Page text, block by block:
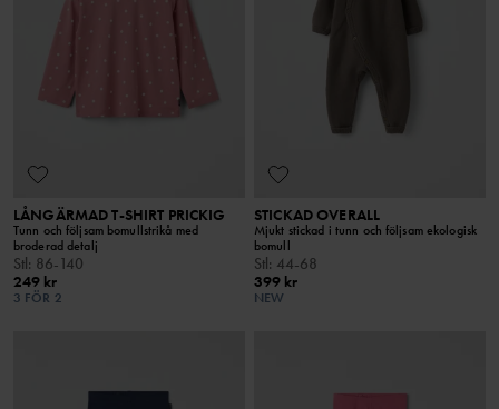
LÅNGÄRMAD T-SHIRT PRICKIG
Tunn och följsam bomullstrikå med
broderad detalj
Stl : 86-140
249 kr
3 FÖR 2
STICKAD OVERALL
Mjukt stickad i tunn och följsam ekologisk
bomull
Stl : 44-68
399 kr
NEW